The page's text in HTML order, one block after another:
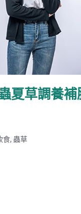
夏草調養補
食, 蟲草